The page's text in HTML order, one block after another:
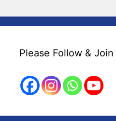
Please Follow & Join